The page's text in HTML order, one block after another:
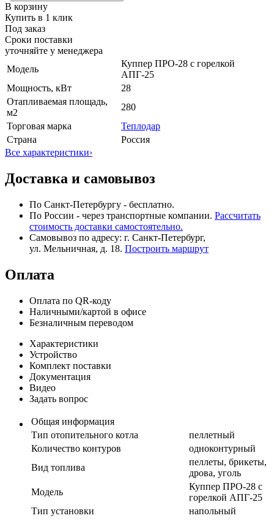
В корзину
Купить в 1 клик
Под заказ
Сроки поставки
уточняйте у менеджера
Модель
Куппер ПРО-28 с горелкой
АПГ-25
Мощность, кВт
28
Отапливаемая площадь,
м2
280
Торговая марка
Теплодар
Страна
Россия
Все характеристики›
Доставка и самовывоз
По Санкт-Петербургу - бесплатно.
По России - через транспортные компании. Рассчитать
стоимость доставки самостоятельно.
Самовывоз по адресу: г. Санкт-Петербург,
ул. Мельничная, д. 18. Построить маршрут
Оплата
Оплата по QR-коду
Наличными/картой в офисе
Безналичным переводом
Характеристики
Устройство
Комплект поставки
Документация
Видео
Задать вопрос
Общая информация
Тип отопительного котла
пеллетный
Количество контуров
одноконтурный
Вид топлива
пеллеты, брикеты,
дрова, уголь
Модель
Куппер ПРО-28 с
горелкой АПГ-25
Тип установки
напольный